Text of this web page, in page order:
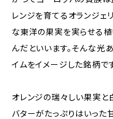
レンジを育てるオランジェ
な東洋の果実を実らせる
んだといいます。そんな光
イムをイメージした銘柄です
オレンジの瑞々しい果実と
バターがたっぷりはいった